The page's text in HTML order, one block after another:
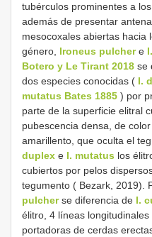
tubérculos prominentes a
además de presentar
mesocoxales abiertas hacia
género, Ironeus pulchere
Botero y Le Tirant 2018 se
dos especies conocidas ( I.
mutatus Bates 1885 ) por
parte de la superficie elitral
pubescencia densa, de
amarillento, que oculta el
duplex e I. mutatus los
cubiertos por pelos
tegumento ( Bezark, 2019).
pulcherse diferencia de I.
élitro, 4 líneas
portadoras de cerdas